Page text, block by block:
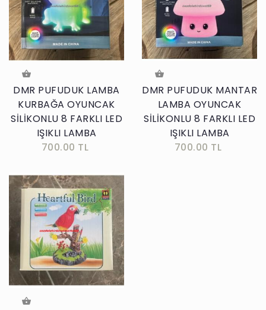
DMR PUFUDUK LAMBA
KURBAĞA OYUNCAK
SİLİKONLU 8 FARKLI LED
IŞIKLI LAMBA
700.00 TL
DMR PUFUDUK MANTAR
LAMBA OYUNCAK
SİLİKONLU 8 FARKLI LED
IŞIKLI LAMBA
700.00 TL